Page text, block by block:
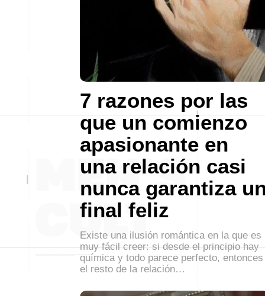
7 razones por las
que un comienzo
apasionante en
una relación casi
nunca garantiza
final feliz
Existe una ilusión romántica en la que es
muy fácil creer: si desde el principio hay
química y todo parece perfecto, entonces
el resto de la relación…